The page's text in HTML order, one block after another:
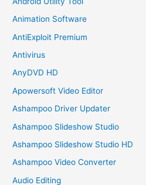
Animation Software
AntiExploit Premium
Antivirus
AnyDVD HD
Apowersoft Video Editor
Ashampoo Driver Updater
Ashampoo Slideshow Studio
Ashampoo Slideshow Studio HD
Ashampoo Video Converter
Audio Editing